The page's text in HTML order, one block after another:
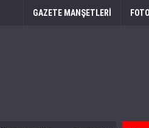
GAZETE MANŞETLERİ FOTO